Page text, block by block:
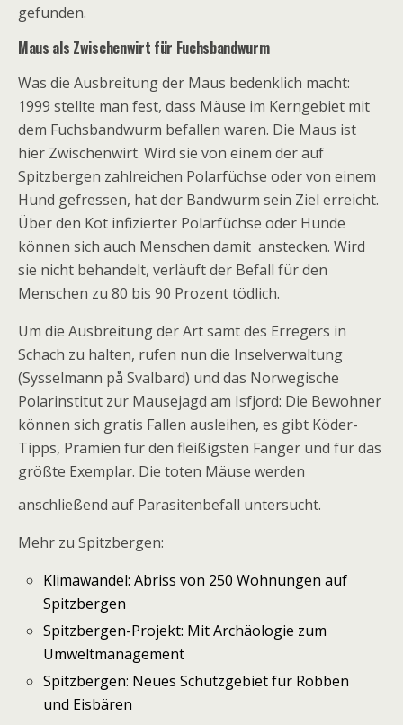
gefunden.
Maus als Zwischenwirt für Fuchsbandwurm
Was die Ausbreitung der Maus bedenklich macht:
1999 stellte man fest, dass Mäuse im Kerngebiet mit
dem Fuchsbandwurm befallen waren. Die Maus ist
hier Zwischenwirt. Wird sie von einem der auf
Spitzbergen zahlreichen Polarfüchse oder von einem
Hund gefressen, hat der Bandwurm sein Ziel erreicht.
Über den Kot infizierter Polarfüchse oder Hunde
können sich auch Menschen damit anstecken. Wird
sie nicht behandelt, verläuft der Befall für den
Menschen zu 80 bis 90 Prozent tödlich.
Um die Ausbreitung der Art samt des Erregers in
Schach zu halten, rufen nun die Inselverwaltung
(Sysselmann på Svalbard) und das Norwegische
Polarinstitut zur Mausejagd am Isfjord: Die Bewohner
können sich gratis Fallen ausleihen, es gibt Köder-
Tipps, Prämien für den fleißigsten Fänger und für das
größte Exemplar. Die toten Mäuse werden
anschließend auf Parasitenbefall untersucht.
Mehr zu Spitzbergen:
Klimawandel: Abriss von 250 Wohnungen auf
Spitzbergen
Spitzbergen-Projekt: Mit Archäologie zum
Umweltmanagement
Spitzbergen: Neues Schutzgebiet für Robben
und Eisbären